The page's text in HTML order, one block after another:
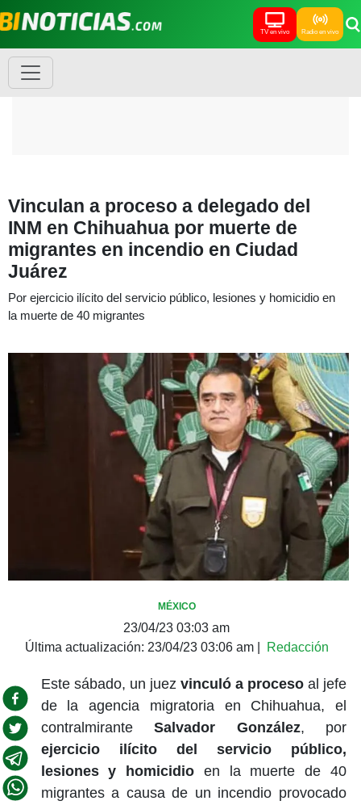
TV en vivo Radio en vivo
Vinculan a proceso a delegado del
INM en Chihuahua por muerte de
migrantes en incendio en Ciudad
Juárez
Por ejercicio ilícito del servicio público, lesiones y homicidio en
la muerte de 40 migrantes
MÉXICO
23/04/23 03:03 am
Última actualización: 23/04/23 03:06 am| Redacción
Este sábado, un juez vinculó a procesoal jefe
de la agencia migratoria en Chihuahua, el
contralmiranteSalvador González, por
ejercicio ilícito del servicio público,
lesiones y homicidio en la muerte de 40
migrantes a causa de un incendio provocado